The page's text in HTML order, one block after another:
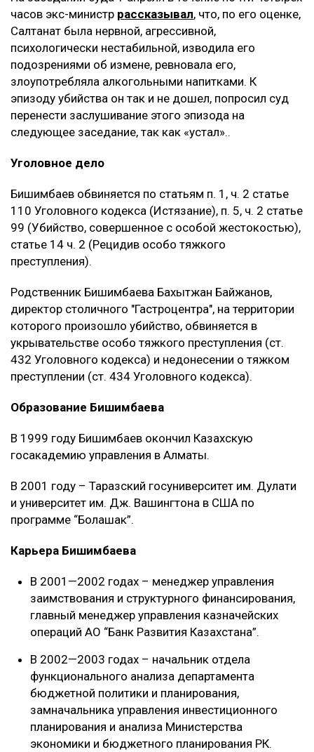
часов экс-министр рассказывал, что, по его оценке,
Салтанат была нервной, агрессивной,
психологически нестабильной, изводила его
подозрениями об измене, ревновала его,
злоупотребляла алкогольными напитками. К
эпизоду убийства он так и не дошел, попросил суд
перенести заслушивание этого эпизода на
следующее заседание, так как «устал»..
Уголовное дело
Бишимбаев обвиняется по статьям п. 1, ч. 2 статье
110 Уголовного кодекса (Истязание), п. 5, ч. 2 статье
99 (Убийство, совершенное с особой жестокостью),
статье 14 ч. 2 (Рецидив особо тяжкого
преступления).
Родственник Бишимбаева Бахытжан Байжанов,
директор столичного "Гастроцентра", на территории
которого произошло убийство, обвиняется в
укрывательстве особо тяжкого преступления (ст.
432 Уголовного кодекса) и недонесении о тяжком
преступлении (ст. 434 Уголовного кодекса).
Образование Бишимбаева
В 1999 году Бишимбаев окончил Казахскую
госакадемию управления в Алматы.
В 2001 году – Таразский госуниверситет им. Дулати
и университет им. Дж. Вашингтона в США по
программе “Болашак”.
Карьера Бишимбаева
В 2001—2002 годах – менеджер управления
заимствования и структурного финансирования,
главный менеджер управления казначейских
операций АО “Банк Развития Казахстана”.
В 2002—2003 годах – начальник отдела
функционального анализа департамента
бюджетной политики и планирования,
замначальника управления инвестиционного
планирования и анализа Министерства
экономики и бюджетного планирования РК.